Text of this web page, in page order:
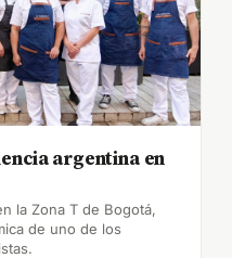
argentina en
la Zona T de Bogotá,
de uno de los